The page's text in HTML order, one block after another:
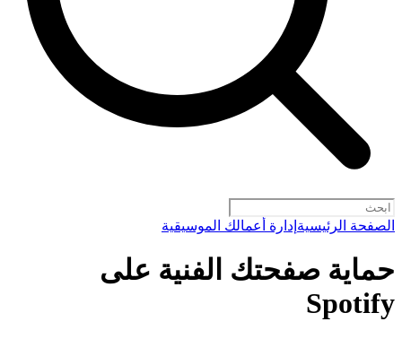
الصفحة الرئيسية إدارة أعمالك الموسيقية
حماية صفحتك الفنية على
Spotify